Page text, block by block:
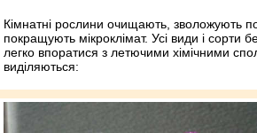
Кімнатні рослини очищають, зволожують
покращують мікроклімат. Усі види і сорти
легко впоратися з летючими хімічними
виділяються: